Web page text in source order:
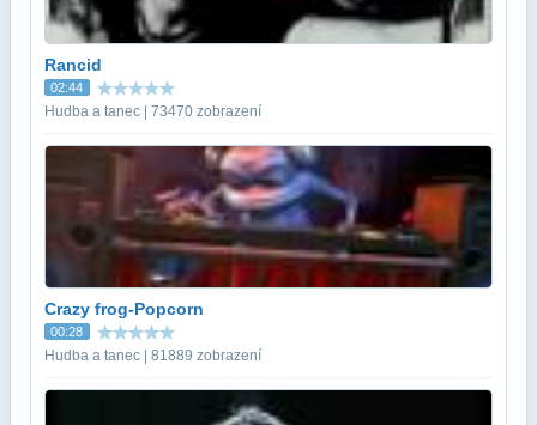
Rancid
02:44
Hudba a tanec | 73470 zobrazení
Crazy frog-Popcorn
00:28
Hudba a tanec | 81889 zobrazení